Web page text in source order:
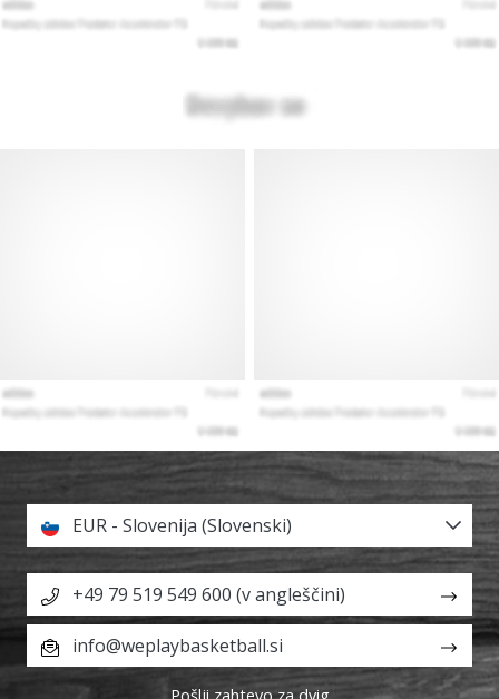
EUR - Slovenija (Slovenski)
+49 79 519 549 600 (v angleščini)
info@weplaybasketball.si